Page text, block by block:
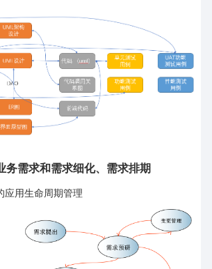
务需求和需求细化、需求排期
应用生命周期管理